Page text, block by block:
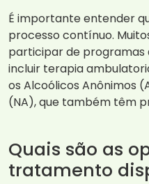
É importante entender
processo contínuo.
participar de programas
incluir terapia
os Alcoólicos Anônimos
(NA), que também têm
Quais são as
tratamento